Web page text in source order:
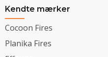
Kendte mærker
Cocoon Fires
Planika Fires